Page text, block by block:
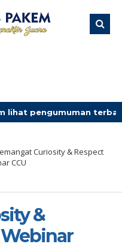
terbaru
Curiosity & Respect
CCU
&